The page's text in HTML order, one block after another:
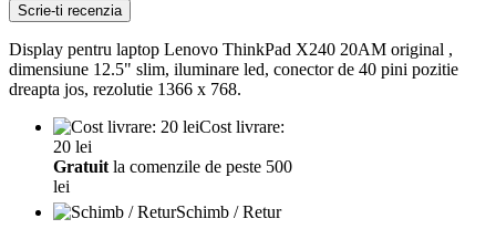
Scrie-ti recenzia
Display pentru laptop Lenovo ThinkPad X240 20AM original ,
dimensiune 12.5" slim, iluminare led, conector de 40 pini pozitie
dreapta jos, rezolutie 1366 x 768.
Cost livrare:
20 lei
Gratuit la comenzile de peste 500
lei
Schimb / Retur